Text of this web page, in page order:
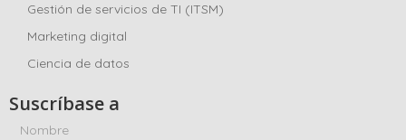
Gestión de servicios de TI (ITSM)
Marketing digital
Ciencia de datos
Suscríbase a